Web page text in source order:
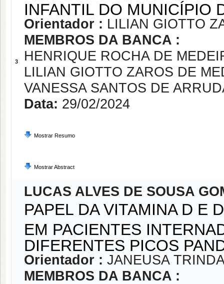
3
INFANTIL DO MUNICÍPIO
Orientador : LILIAN GIOTTO
MEMBROS DA BANCA :
HENRIQUE ROCHA DE
LILIAN GIOTTO ZAROS DE
VANESSA SANTOS DE
Data: 29/02/2024
Mostrar Resumo
Mostrar Abstract
LUCAS ALVES DE SOUSA
PAPEL DA VITAMINA D E
EM PACIENTES
DIFERENTES PICOS
Orientador : JANEUSA
MEMBROS DA BANCA :